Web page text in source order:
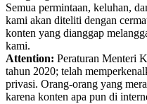
Semua permintaan, keluhan,
kami akan diteliti dengan
konten yang dianggap
kami.
Attention: Peraturan Menteri
tahun 2020; telah
privasi. Orang-orang yang
karena konten apa pun di